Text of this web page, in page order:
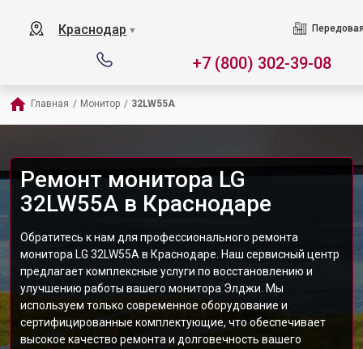
Краснодар ▼
+7 (800) 302-39-08
Главная / Монитор / 32LW55A
Ремонт монитора LG
32LW55A в Краснодаре
Обратитесь к нам для профессионального ремонта
монитора LG 32LW55A в Краснодаре. Наш сервисный центр
предлагает комплексные услуги по восстановлению и
улучшению работы вашего монитора Элджи. Мы
используем только современное оборудование и
сертифицированные комплектующие, что обеспечивает
высокое качество ремонта и долговечность вашего